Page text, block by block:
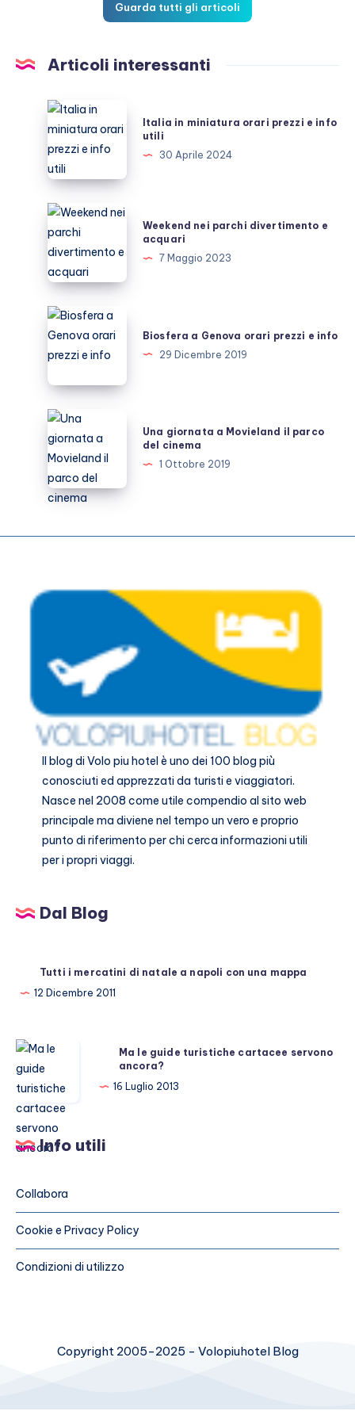
Guarda tutti gli articoli
Articoli interessanti
Italia
in
miniatura
orari
prezzi
e
info
utili
Italia in miniatura orari prezzi e info
utili
30 Aprile 2024
Weekend
nei
parchi
divertimento
acquari
Weekend nei parchi divertimento e
acquari
7 Maggio 2023
Biosfera
a
Genova
prezzi
e
info
Biosfera a Genova orari prezzi e info
29 Dicembre 2019
Una
giornata
a
Movieland
il
del
Una giornata a Movieland il parco
del cinema
1 Ottobre 2019
Il blog diVolo piu hotel è uno dei 100 blog più
conosciuti ed apprezzati da turisti e viaggiatori.
Nasce nel 2008 come utile compendio al sito web
principale ma diviene nel tempo un vero e proprio
punto di riferimento per chi cerca informazioni utili
per i propri viaggi.
Dal Blog
Tutti i mercatini di natale a napoli con una mappa
12 Dicembre 2011
Ma
le
guide
turistiche
cartacee
servono
Ma le guide turistiche cartacee servono
ancora?
16 Luglio 2013
Info utili
Collabora
Cookie e Privacy Policy
Condizioni di utilizzo
Copyright 2005-2025 - Volopiuhotel Blog